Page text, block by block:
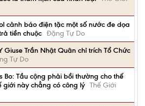
cảnh báo điện tặc một số nước đe dọa
tiền chuộc Đặng Tự Do
Giuse Trần Nhật Quân chỉ trích Tổ Chức
Tự Do
Bo: Tầu cộng phải bồi thường cho thế
giới này chẳng có công lý Thế Giới